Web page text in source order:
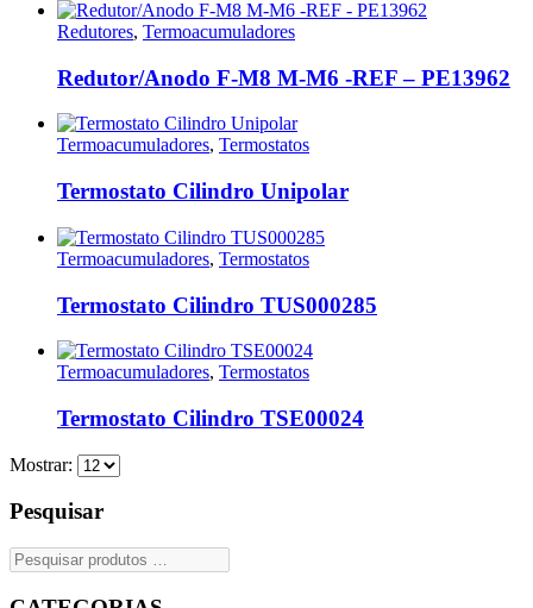
Redutores, Termoacumuladores
Redutor/Anodo F-M8 M-M6 -REF – PE13962
Termoacumuladores, Termostatos
Termostato Cilindro Unipolar
Termoacumuladores, Termostatos
Termostato Cilindro TUS000285
Termoacumuladores, Termostatos
Termostato Cilindro TSE00024
Mostrar:
Pesquisar